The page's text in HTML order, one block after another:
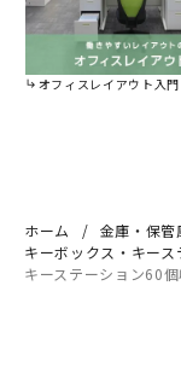
オフィスレイアウト入門：レイアウト
ホーム
金庫・保
キーボックス・キース
キーステーション60